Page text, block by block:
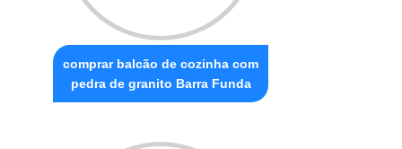
comprar balcão de cozinha com
pedra de granito Barra Funda